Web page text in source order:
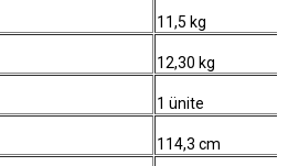
11,5 kg
12,30 kg
1 ünite
114,3 cm